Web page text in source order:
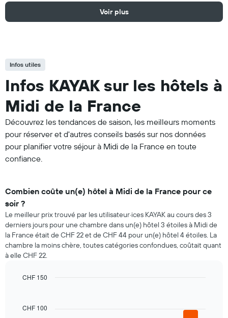
Voir plus
Infos utiles
Infos KAYAK sur les hôtels à
Midi de la France
Découvrez les tendances de saison, les meilleurs moments
pour réserver et d'autres conseils basés sur nos données
pour planifier votre séjour à Midi de la France en toute
confiance.
Combien coûte un(e) hôtel à Midi de la France pour ce
soir ?
Le meilleur prix trouvé par les utilisateur·ices KAYAK au cours des 3
derniers jours pour une chambre dans un(e) hôtel 3 étoiles à Midi de
la France était de CHF 22 et de CHF 44 pour un(e) hôtel 4 étoiles. La
chambre la moins chère, toutes catégories confondues, coûtait quant
à elle CHF 22.
with
CHF 100
CHF 150